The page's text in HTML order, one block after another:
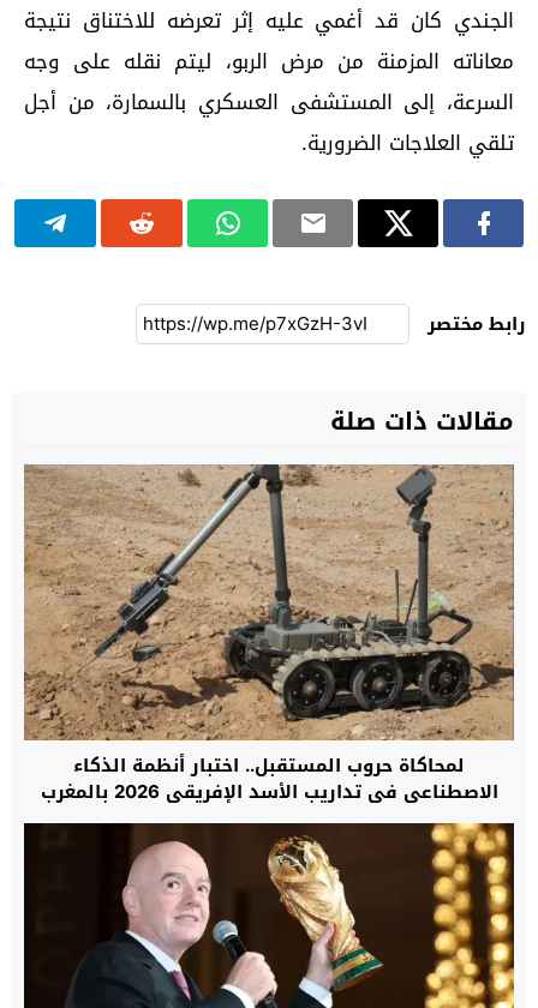
الجندي كان قد أغمي عليه إثر تعرضه للاختناق نتيجة
معاناته المزمنة من مرض الربو، ليتم نقله على وجه
السرعة، إلى المستشفى العسكري بالسمارة، من أجل
تلقي العلاجات الضرورية.
رابط مختصر
مقالات ذات صلة
لمحاكاة حروب المستقبل.. اختبار أنظمة الذكاء
الاصطناعي في تداريب الأسد الإفريقي 2026 بالمغرب
لأول مرة